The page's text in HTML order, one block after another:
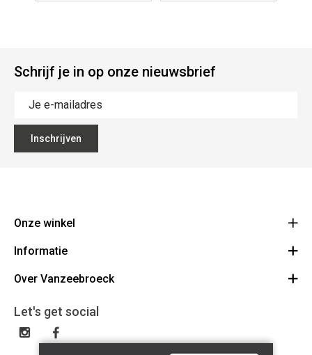
Schrijf je in op onze nieuwsbrief
Inschrijven
Onze winkel
Vanzeebroeck Motors
1600 Sint-Pieters-Leeuw
023316022
BE0425198510
Informatie
Bestelling annuleren
Algemene voorwaarden
Disclaimer
Over Vanzeebroeck
Cadeaubon
Verzenden & Retourneren
Let's get social